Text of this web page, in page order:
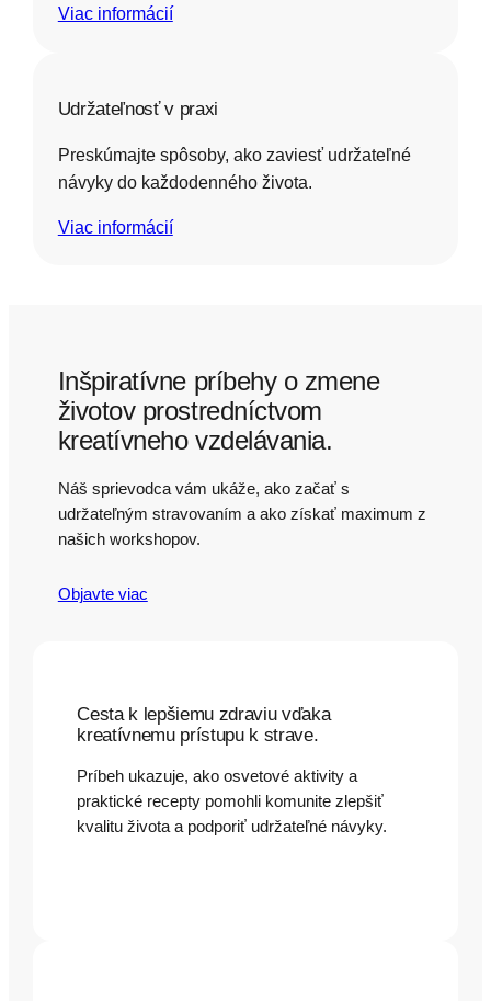
Viac informácií
Udržateľnosť v praxi
Preskúmajte spôsoby, ako zaviesť udržateľné
návyky do každodenného života.
Viac informácií
Inšpiratívne príbehy o zmene
životov prostredníctvom
kreatívneho vzdelávania.
Náš sprievodca vám ukáže, ako začať s
udržateľným stravovaním a ako získať maximum z
našich workshopov.
Objavte viac
Cesta k lepšiemu zdraviu vďaka
kreatívnemu prístupu k strave.
Príbeh ukazuje, ako osvetové aktivity a
praktické recepty pomohli komunite zlepšiť
kvalitu života a podporiť udržateľné návyky.